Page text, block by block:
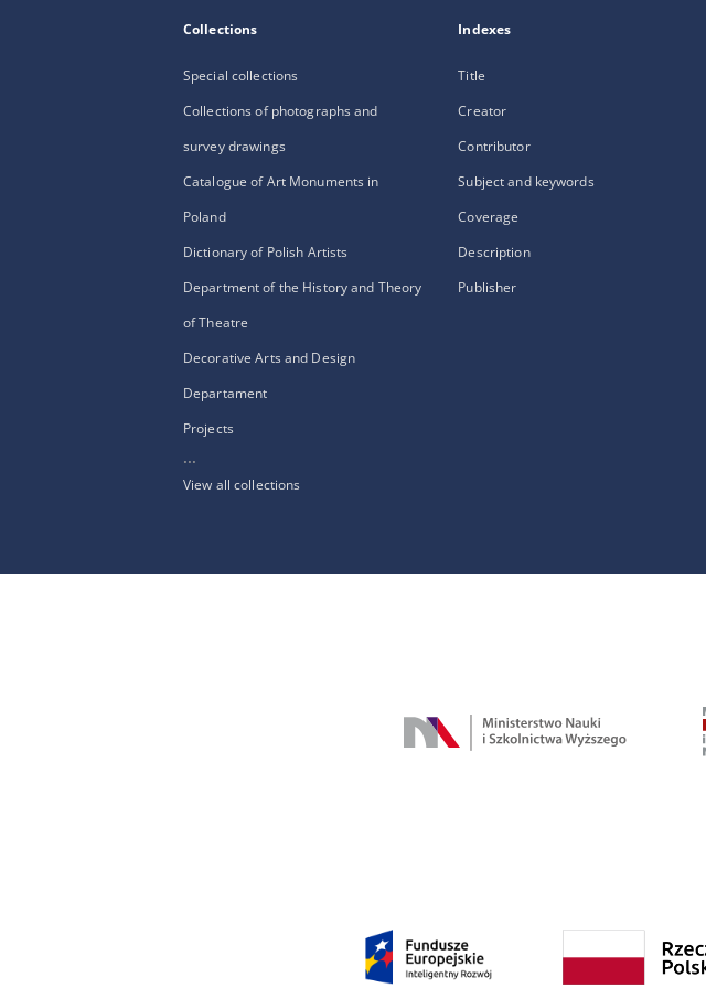
Collections
Special collections
Collections of photographs and
survey drawings
Catalogue of Art Monuments in
Poland
Dictionary of Polish Artists
Department of the History and Theory
of Theatre
Decorative Arts and Design
Departament
Projects
...
View all collections
Indexes
Title
Creator
Contributor
Subject and keywords
Coverage
Description
Publisher